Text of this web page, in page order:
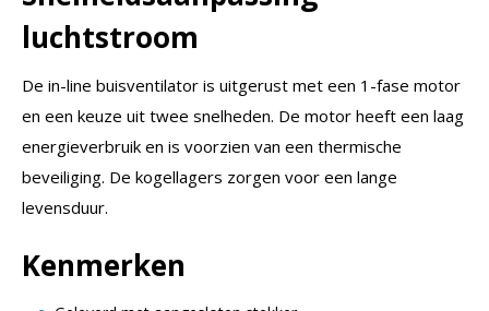
luchtstroom
De in-line buisventilator is uitgerust met een 1-fase motor
en een keuze uit twee snelheden. De motor heeft een laag
energieverbruik en is voorzien van een thermische
beveiliging. De kogellagers zorgen voor een lange
levensduur.
Kenmerken